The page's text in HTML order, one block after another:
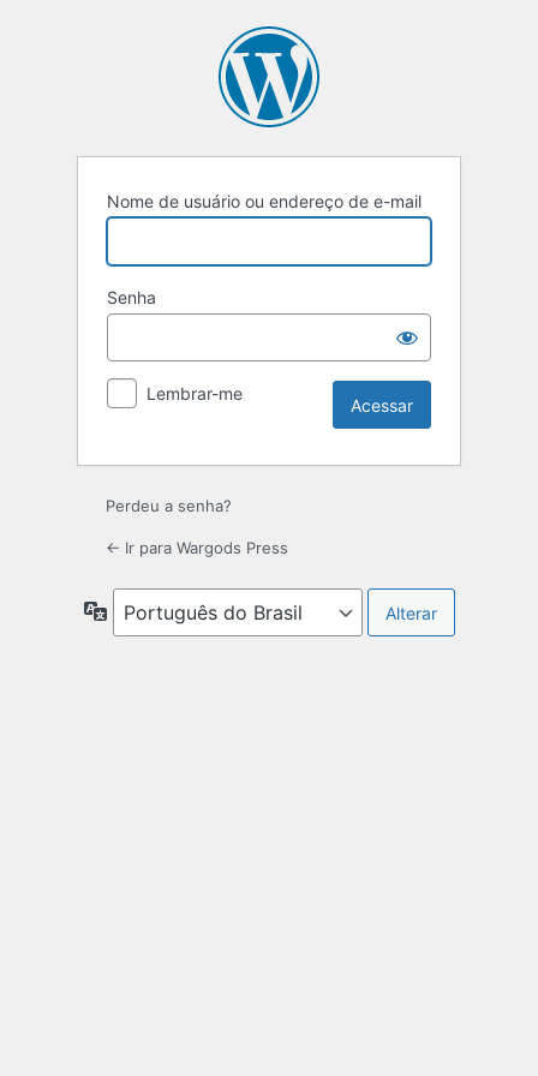
Nome de usuário ou endereço de e-mail
Senha
Lembrar-me
Perdeu a senha?
← Ir para Wargods Press
Idioma